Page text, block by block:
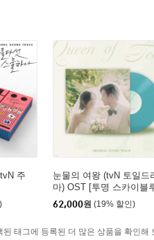
주
눈물의 여왕 (tvN 토일드
마) OST [투명 스카이블
컬러 LP]
62,000원 (19% 할인)
된 태그에 등록된 더 많은 상품을 확인해